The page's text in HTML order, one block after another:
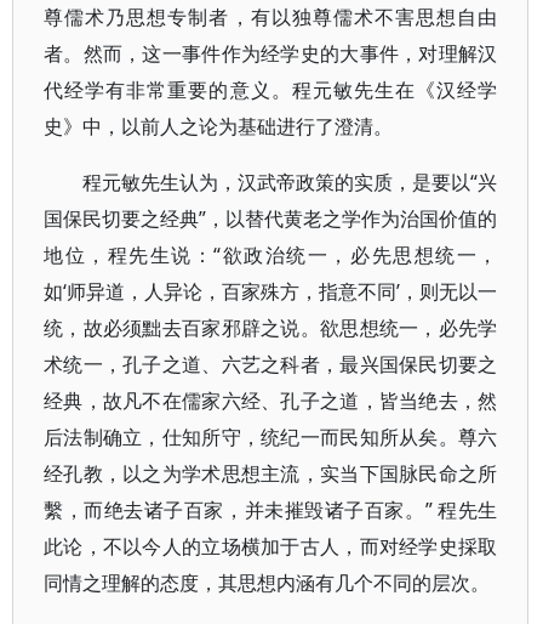
尊儒术乃思想专制者，有以独尊儒术不害思想自由
者。然而，这一事件作为经学史的大事件，对理解汉
代经学有非常重要的意义。程元敏先生在《汉经学
史》中，以前人之论为基础进行了澄清。
程元敏先生认为，汉武帝政策的实质，是要以“兴
国保民切要之经典”，以替代黄老之学作为治国价值的
地位，程先生说：“欲政治统一，必先思想统一，
如‘师异道，人异论，百家殊方，指意不同’，则无以一
统，故必须黜去百家邪辟之说。欲思想统一，必先学
术统一，孔子之道、六艺之科者，最兴国保民切要之
经典，故凡不在儒家六经、孔子之道，皆当绝去，然
后法制确立，仕知所守，统纪一而民知所从矣。尊六
经孔教，以之为学术思想主流，实当下国脉民命之所
繫，而绝去诸子百家，并未摧毁诸子百家。” 程先生
此论，不以今人的立场横加于古人，而对经学史採取
同情之理解的态度，其思想内涵有几个不同的层次。